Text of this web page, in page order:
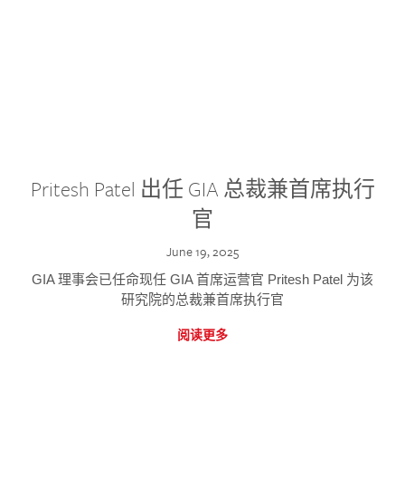
Pritesh Patel 出任 GIA 总裁兼首席执行
官
June 19, 2025
GIA 理事会已任命现任 GIA 首席运营官 Pritesh Patel 为该
研究院的总裁兼首席执行官
阅读更多